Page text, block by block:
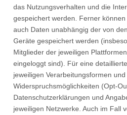
das Nutzungsverhalten und die
gespeichert werden. Ferner
auch Daten unabhängig der von
Geräte gespeichert werden
Mitglieder der jeweiligen
eingeloggt sind). Für eine
jeweiligen Verarbeitungsformen
Widerspruchsmöglichkeiten (Opt-
Datenschutzerklärungen und
jeweiligen Netzwerke. Auch im Fall